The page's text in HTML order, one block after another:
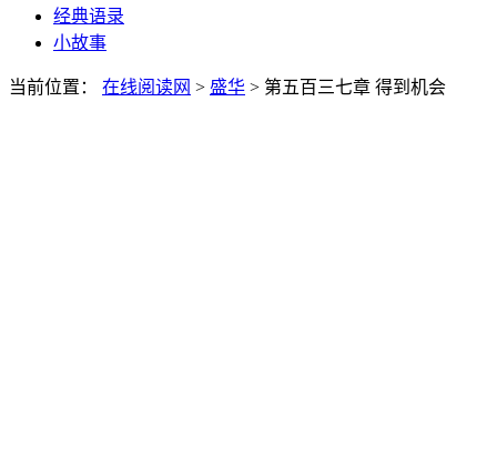
经典语录
小故事
当前位置： 在线阅读网 > 盛华 > 第五百三七章 得到机会